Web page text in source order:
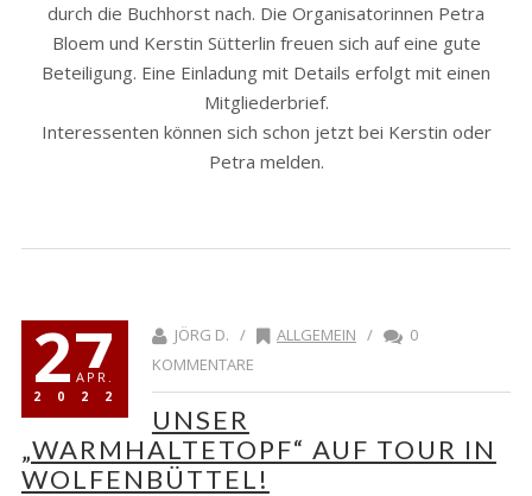
durch die Buchhorst nach. Die Organisatorinnen Petra
Bloem und Kerstin Sütterlin freuen sich auf eine gute
Beteiligung. Eine Einladung mit Details erfolgt mit einen
Mitgliederbrief.
Interessenten können sich schon jetzt bei Kerstin oder
Petra melden.
27
APR.
2022
JÖRG D. / ALLGEMEIN /
0
KOMMENTARE
UNSER
„WARMHALTETOPF“ AUF TOUR IN
WOLFENBÜTTEL!